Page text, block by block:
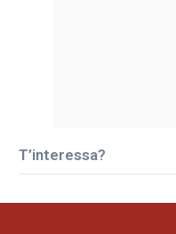
T’interessa?